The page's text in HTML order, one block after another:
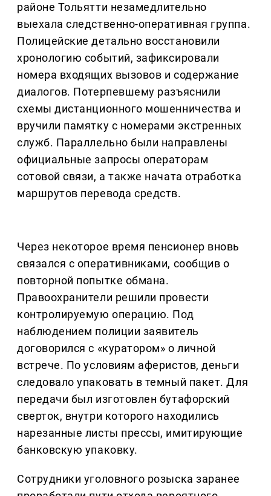
районе Тольятти незамедлительно
выехала следственно-оперативная группа.
Полицейские детально восстановили
хронологию событий, зафиксировали
номера входящих вызовов и содержание
диалогов. Потерпевшему разъяснили
схемы дистанционного мошенничества и
вручили памятку с номерами экстренных
служб. Параллельно были направлены
официальные запросы операторам
сотовой связи, а также начата отработка
маршрутов перевода средств.
Через некоторое время пенсионер вновь
связался с оперативниками, сообщив о
повторной попытке обмана.
Правоохранители решили провести
контролируемую операцию. Под
наблюдением полиции заявитель
договорился с «куратором» о личной
встрече. По условиям аферистов, деньги
следовало упаковать в темный пакет. Для
передачи был изготовлен бутафорский
сверток, внутри которого находились
нарезанные листы прессы, имитирующие
банковскую упаковку.
Сотрудники уголовного розыска заранее